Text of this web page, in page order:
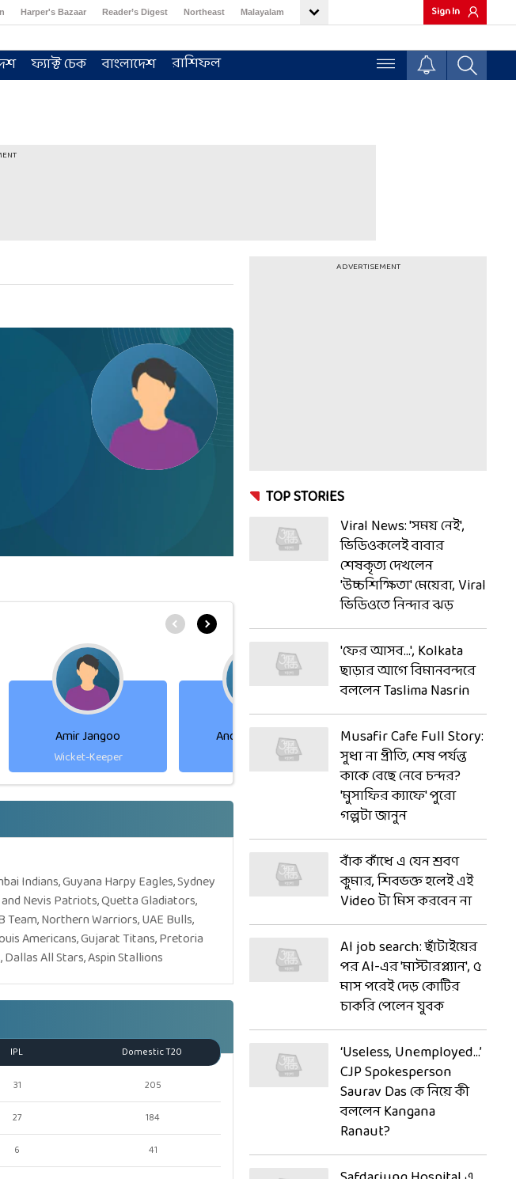
Harper's Bazaar Reader’s Digest Northeast Malayalam Sign In
ফ্যাক্ট চেক বাংলাদেশ রাশিফল
Amir Jangoo
Wicket-Keeper
Anderson Phillip Brandon King
Batter
Indians, Guyana Harpy Eagles, Sydney
Nevis Patriots, Quetta Gladiators,
Team, Northern Warriors, UAE Bulls,
Americans, Gujarat Titans, Pretoria
All Stars, Aspin Stallions
IPL Domestic T20
31 205
27 184
6 41
ADVERTISEMENT
TOP STORIES
Viral News: 'সময় নেই',
ভিডিওকলেই বাবার
শেষকৃত্য দেখলেন
'উচ্চশিক্ষিতা' মেয়েরা, Viral
ভিডিওতে নিন্দার ঝড়
'ফের আসব...', Kolkata
ছাড়ার আগে বিমানবন্দরে
বললেন Taslima Nasrin
Musafir Cafe Full Story:
সুধা না প্রীতি, শেষ পর্যন্ত
কাকে বেছে নেবে চন্দর?
'মুসাফির ক্যাফে' পুরো
গল্পটা জানুন
বাঁক কাঁধে এ যেন শ্রবণ
কুমার, শিবভক্ত হলেই এই
Video টা মিস করবেন না
AI job search: ছাঁটাইয়ের
পর AI-এর 'মাস্টারপ্ল্যান', ৫
মাস পরেই দেড় কোটির
চাকরি পেলেন যুবক
‘Useless, Unemployed…’
CJP Spokesperson
Saurav Das কে নিয়ে কী
বললেন Kangana
Ranaut?